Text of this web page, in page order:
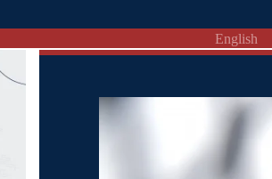
English